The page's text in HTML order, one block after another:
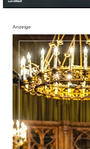
Anzeige